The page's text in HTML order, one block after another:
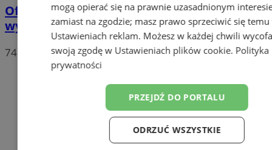
Oficjalne wyniki wyborów: W Chorzowie
wygrywa Rafał Trzaskowski!
74
mogą opierać się na prawnie uzasadnionym
zamiast na zgodzie; masz prawo sprzeciwić się temu
Ustawieniach reklam. Możesz w każdej chwili
swoją zgodę w Ustawieniach plików cookie. Polityka
prywatności
PRZEJDŹ DO PORTALU
ODRZUĆ WSZYSTKIE